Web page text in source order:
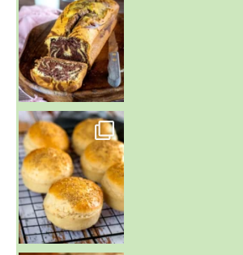
~ BUNS MAISON ~
Un peu de boulange par ici au